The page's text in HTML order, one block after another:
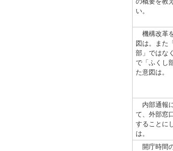
い。
機構改革
図は。また
部」ではな
で「ふくし
た意図は。
内部通報
て、外部窓
することに
は。
開庁時間